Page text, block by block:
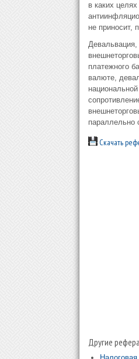
в каких
не приносит,
платежного
валюте,
параллельно
Скачать
Другие